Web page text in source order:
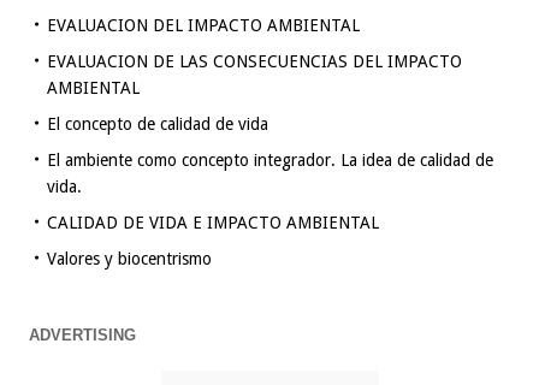
EVALUACION DEL IMPACTO AMBIENTAL
EVALUACION DE LAS CONSECUENCIAS DEL IMPACTO
AMBIENTAL
El concepto de calidad de vida
El ambiente como concepto integrador. La idea de calidad de
vida.
CALIDAD DE VIDA E IMPACTO AMBIENTAL
Valores y biocentrismo
ADVERTISING